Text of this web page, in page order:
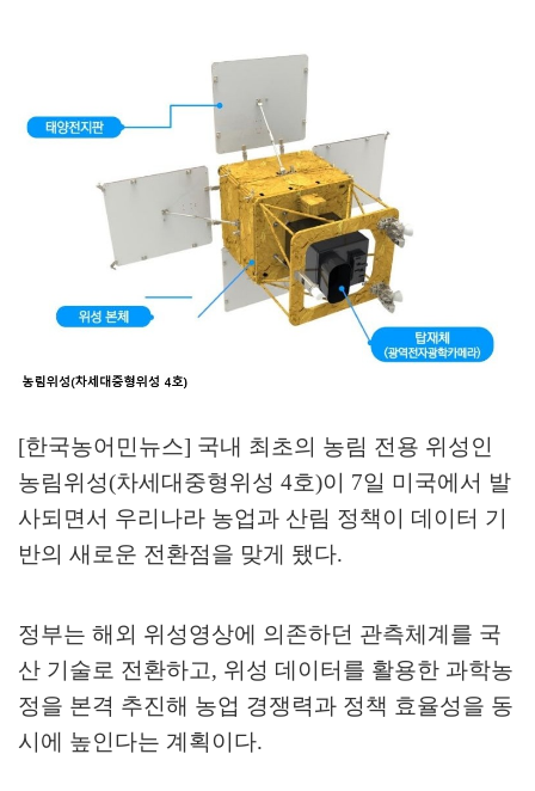
[한국농어민뉴스] 국내 최초의 농림 전용 위성인
농림위성(차세대중형위성 4호)이 7일 미국에서 발
사되면서 우리나라 농업과 산림 정책이 데이터 기
반의 새로운 전환점을 맞게 됐다.
정부는 해외 위성영상에 의존하던 관측체계를 국
산 기술로 전환하고, 위성 데이터를 활용한 과학농
정을 본격 추진해 농업 경쟁력과 정책 효율성을 동
시에 높인다는 계획이다.